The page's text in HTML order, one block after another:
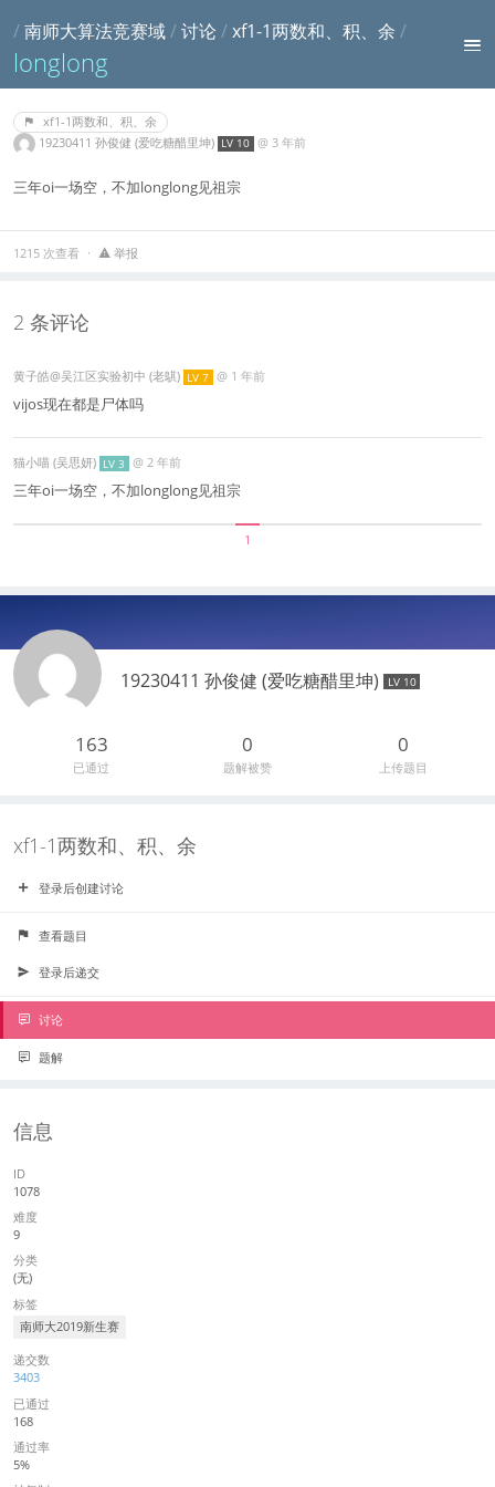
/南师大算法竞赛域/讨论 /xf1-1两数和、积、余 /
longlong
xf1-1两数和、积、余
19230411 孙俊健 (爱吃糖醋里坤) LV 10 @ 3 年前
三年oi一场空，不加longlong见祖宗
1215 次查看 举报
2 条评论
黄子皓@吴江区实验初中 (老鶀) LV 7 @ 1 年前
vijos现在都是尸体吗
猫小喵 (吴思妍) LV 3 @ 2 年前
三年oi一场空，不加longlong见祖宗
1
19230411 孙俊健 (爱吃糖醋里坤) LV 10
163
已通过
0
题解被赞
0
上传题目
xf1-1两数和、积、余
登录后创建讨论
查看题目
登录后递交
讨论
题解
信息
ID
1078
难度
9
分类
(无)
标签
南师大2019新生赛
递交数
3403
已通过
168
通过率
5%